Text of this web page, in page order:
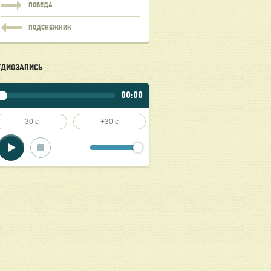
ПОБЕДА
ПОДСНЕЖНИК
00:00
-30 c +30 c